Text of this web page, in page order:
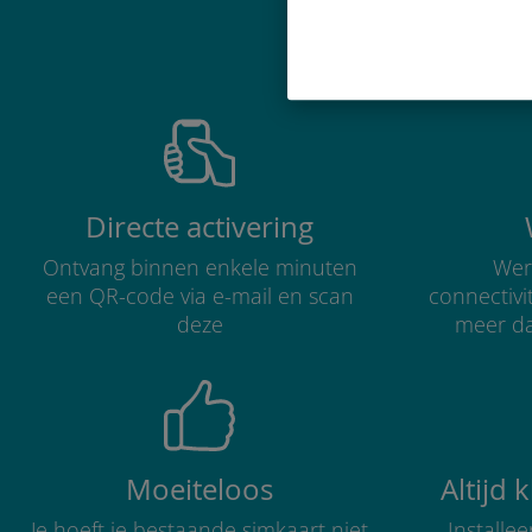
Waarom
Directe activering
Ontvang binnen enkele minuten
een QR-code via e-mail en scan
deze
meer
Moeiteloos Altijd